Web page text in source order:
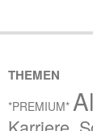
THEMEN
*PREMIUM*